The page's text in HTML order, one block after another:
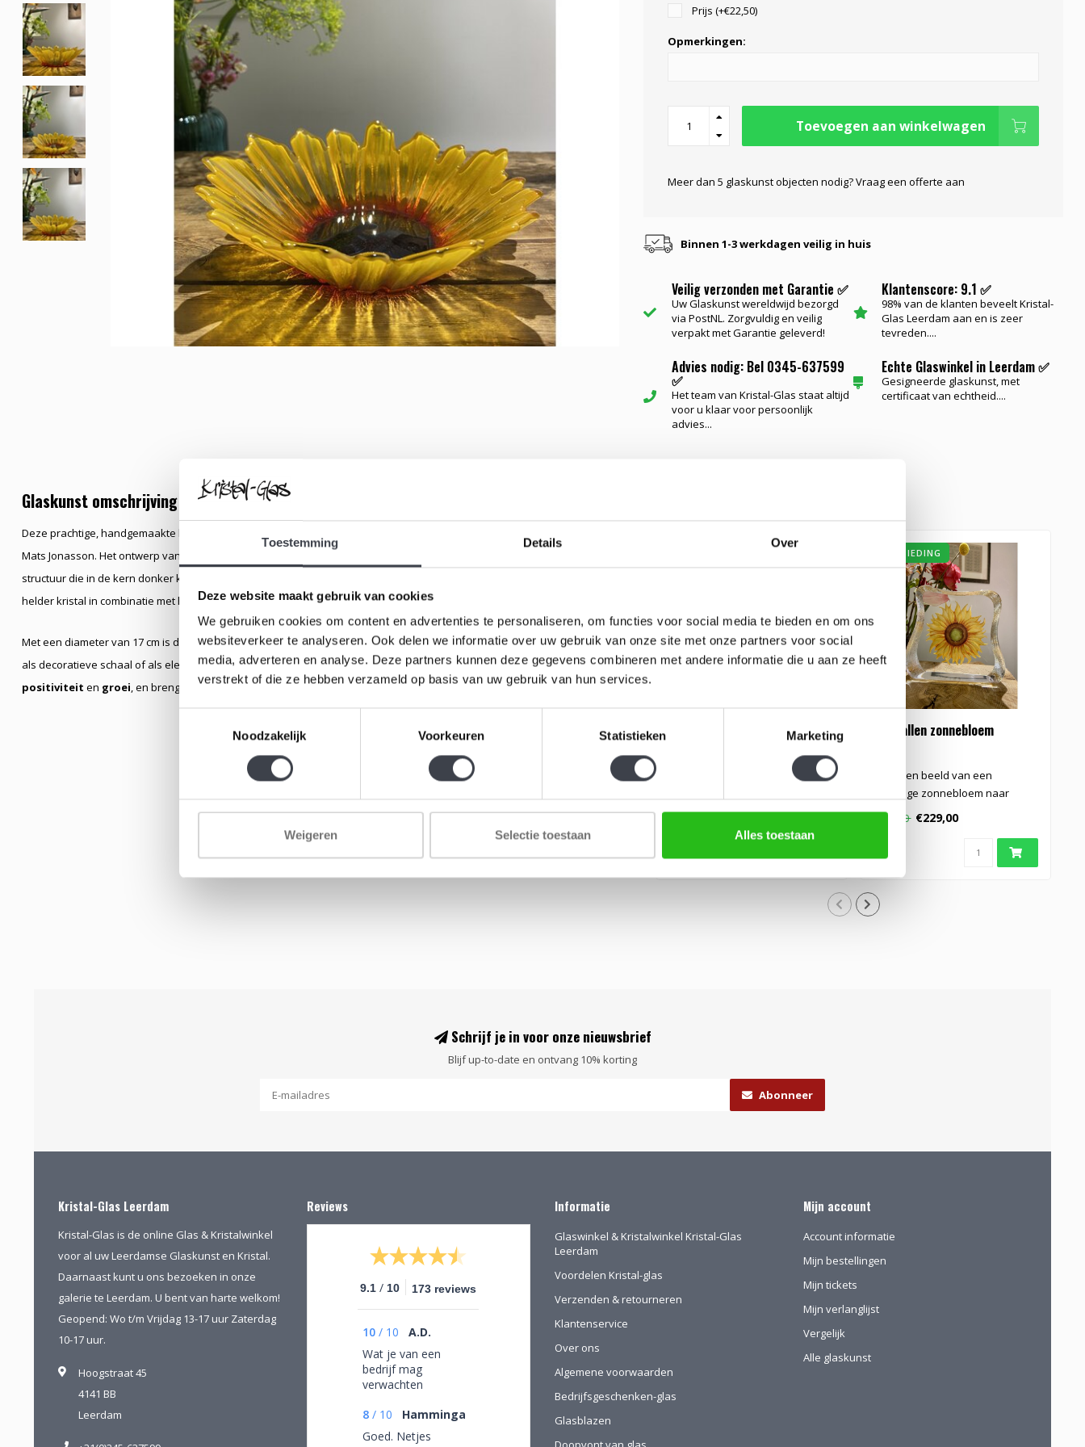
Toestemming Details Over
Deze website maakt gebruik van cookies
We gebruiken cookies om content en advertenties te personaliseren, om functies voor social media te bieden en om ons
websiteverkeer te analyseren. Ook delen we informatie over uw gebruik van onze site met onze partners voor social
media, adverteren en analyse. Deze partners kunnen deze gegevens combineren met andere informatie die u aan ze heeft
verstrekt of die ze hebben verzameld op basis van uw gebruik van hun services.
Noodzakelijk
Voorkeuren Statistieken Marketing
Weigeren Selectie toestaan Alles toestaan
Prijs (+€22,50)
Opmerkingen:
Toevoegen aan winkelwagen
Meer dan 5 glaskunst objecten nodig? Vraag een offerte aan
Binnen 1-3 werkdagen veilig in huis
Veilig verzonden met Garantie ✅
Uw Glaskunst wereldwijd bezorgd
via PostNL. Zorgvuldig en veilig
verpakt met Garantie geleverd!
Klantenscore: 9.1 ✅
98% van de klanten beveelt Kristal-
Glas Leerdam aan en is zeer
tevreden....
Advies nodig: Bel 0345-637599
✅
Het team van Kristal-Glas staat altijd
voor u klaar voor persoonlijk
advies...
Echte Glaswinkel in Leerdam ✅
Gesigneerde glaskunst, met
certificaat van echtheid....
Glaskunst omschrijving
Deze prachtige, handgemaakte kristallen Zonnebloem schaal is ontworpen door de beroemde Zweedse glaskunstenaar
Mats Jonasson. Het ontwerp van de schaal is geïnspireerd door de schoonheid van de zonnebloem, met een schitterende
structuur die in de kern donker kristal bevat, wat zorgt voor een fascinerend en diep contrast. De delicate lagen van
helder kristal in combinatie met het mysterieuze donkere centrum creëren een visueel spektakel dat elke ruimte verrijkt.
Met een diameter van 17 cm is deze kristallen schaal zowel een kunstwerk als een functioneel object, ideaal voor gebruik
als decoratieve schaal of als elegant centrumstuk in uw interieur. De Zonnebloem is een symbool vangeluk,
positiviteit en groei, en brengt een warme, uitnodigende uitstraling naar uw huis.
Kristallen schaal Anemoon van
helder kristal. Elega..
€109,00
AANBIEDING
Kristallen zonnebloem
Kristallen beeld van een
prachtige zonnebloem naar
ontwerp van Mats Jonasson..
€249,00 €229,00
Schrijf je in voor onze nieuwsbrief
Blijf up-to-date en ontvang 10% korting
Abonneer
Kristal-Glas Leerdam
Kristal-Glas is de online Glas & Kristalwinkel
voor al uw Leerdamse Glaskunst en Kristal.
Daarnaast kunt u ons bezoeken in onze
galerie te Leerdam. U bent van harte welkom!
Geopend: Wo t/m Vrijdag 13-17 uur Zaterdag
10-17 uur.
Hoogstraat 45
4141 BB
Leerdam
Reviews
9.1 / 10 173 reviews
10 / 10
A.D.
Wat je van een
bedrijf mag
verwachten
8 / 10
Hamminga
Goed. Netjes
Informatie
Glaswinkel & Kristalwinkel Kristal-Glas
Leerdam
Voordelen Kristal-glas
Verzenden & retourneren
Klantenservice
Over ons
Algemene voorwaarden
Bedrijfsgeschenken-glas
Glasblazen
Mijn account
Account informatie
Mijn bestellingen
Mijn tickets
Mijn verlanglijst
Vergelijk
Alle glaskunst